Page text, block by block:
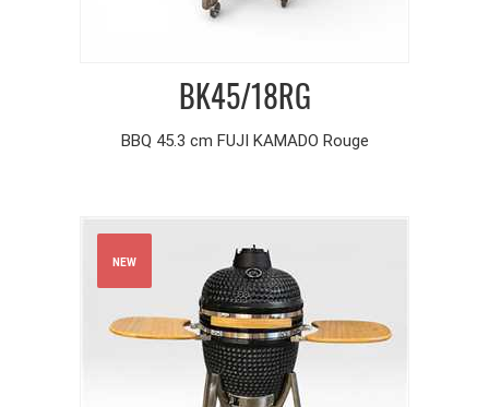
BK45/18RG
BBQ 45.3 cm FUJI KAMADO Rouge
NEW